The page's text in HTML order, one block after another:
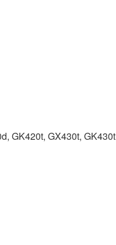
GK420t, GX430t, GK430t